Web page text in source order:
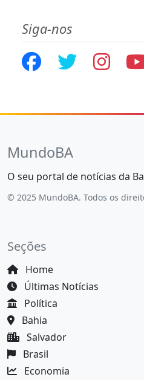
Siga-nos
MundoBA
O seu portal de notícias da
© 2025 MundoBA. Todos os
Seções
Home
Últimas Notícias
Política
Bahia
Salvador
Brasil
Economia